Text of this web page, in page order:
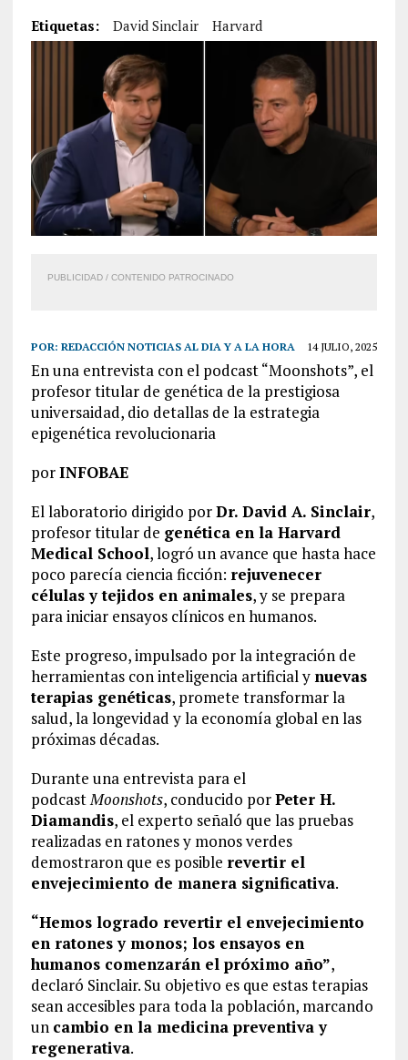
Etiquetas: David Sinclair Harvard
PUBLICIDAD / CONTENIDO PATROCINADO
POR: REDACCIÓN NOTICIAS AL DIA Y A LA HORA 14 JULIO, 2025
En una entrevista con el podcast “Moonshots”, el
profesor titular de genética de la prestigiosa
universaidad, dio detallas de la estrategia
epigenética revolucionaria
porINFOBAE
El laboratorio dirigido porDr. David A. Sinclair,
profesor titular de genética en la Harvard
Medical School, logró un avance que hasta hace
poco parecía ciencia ficción: rejuvenecer
célulasy tejidos en animales, y se prepara
para iniciar ensayos clínicos en humanos.
Este progreso, impulsado por la integración de
herramientas con inteligencia artificial y nuevas
terapias genéticas, promete transformar la
salud, la longevidad y la economía global en las
próximas décadas.
Durante una entrevista para el
podcastMoonshots, conducido porPeter H.
Diamandis, el experto señaló que las pruebas
realizadas en ratones y monos verdes
demostraron que es posible revertir el
envejecimiento de manera significativa.
“Hemos logrado revertir el envejecimiento
en ratones y monos; los ensayos en
humanos comenzarán el próximo año”,
declaró Sinclair. Su objetivo es que estas terapias
sean accesibles para toda la población, marcando
un cambio en la medicina preventiva y
regenerativa.